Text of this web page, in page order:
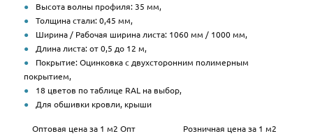
Высота волны профиля: 35 мм,
Толщина стали: 0,45 мм,
Ширина / Рабочая ширина листа: 1060 мм / 1000 мм,
Длина листа: от 0,5 до 12 м,
Покрытие: Оцинковка с двухсторонним полимерным
покрытием,
18 цветов по таблице RAL на выбор,
Для обшивки кровли, крыши
Оптовая цена за 1 м2 Опт Розничная цена за 1 м2